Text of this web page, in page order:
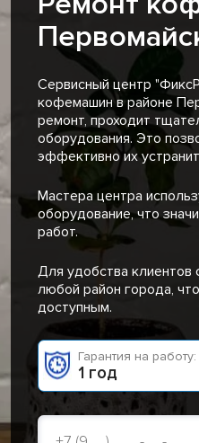
Сервисный центр
кофемашин в районе
ремонт, проходит
оборудования. Это
эффективно их
Мастера центра
оборудование, что
работ.
Для удобства клиентов
любой район города,
доступным.
Гарантия на работу:
1 год